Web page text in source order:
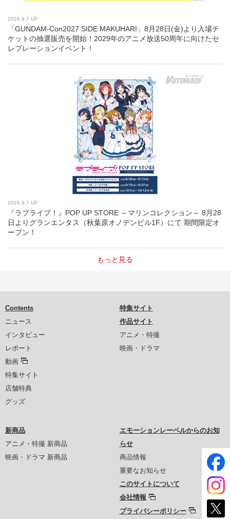
2026.8.7 UP
「GUNDAM-Con2027 SIDE MAKUHARI」8月28日(金)より入場チ
ケットの抽選販売を開始！2029年のアニメ放送50周年に向けたセ
レブレーションイベント！
2026.8.7 UP
『ラブライブ！』POP UP STORE ～マリンコレクション～ 8月28
日よりグランエンタス（秋葉原オノデンビル1F）にて 期間限定オ
ープン！
もっと見る
Contents
ニュース
インタビュー
レポート
動画
特集サイト
店舗特典
グッズ
特集サイト
作品サイト
アニメ・特撮
映画・ドラマ
新商品
アニメ・特撮 新商品
映画・ドラマ 新商品
エモーションレーベルからのお知
らせ
商品情報
重要なお知らせ
このサイトについて
会社情報
プライバシーポリシー